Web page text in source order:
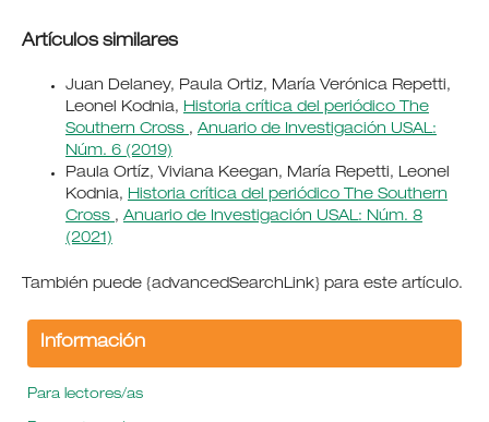
Artículos similares
Juan Delaney, Paula Ortiz, María Verónica Repetti,
Leonel Kodnia, Historia crítica del periódico The
Southern Cross , Anuario de Investigación USAL:
Núm. 6 (2019)
Paula Ortíz, Viviana Keegan, María Repetti, Leonel
Kodnia, Historia crítica del periódico The Southern
Cross , Anuario de Investigación USAL: Núm. 8
(2021)
También puede {advancedSearchLink} para este artículo.
Información
Para lectores/as